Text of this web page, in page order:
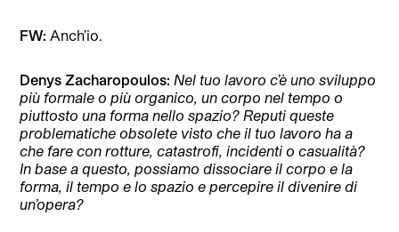
FW: Anch’io.
Denys Zacharopoulos: Nel tuo lavoro c’è uno sviluppo
più formale o più organico, un corpo nel tempo o
piuttosto una forma nello spazio? Reputi queste
problematiche obsolete visto che il tuo lavoro ha a
che fare con rotture, catastrofi, incidenti o casualità?
In base a questo, possiamo dissociare il corpo e la
forma, il tempo e lo spazio e percepire il divenire di
un’opera?